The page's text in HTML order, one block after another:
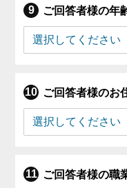
ご回答者様の年
ご回答者様のお
ご回答者様の職